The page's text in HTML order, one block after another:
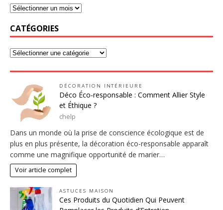
CATÉGORIES
DÉCORATION INTÉRIEURE
Déco Éco-responsable : Comment Allier Style
et Éthique ?
chelp
Dans un monde où la prise de conscience écologique est de
plus en plus présente, la décoration éco-responsable apparaît
comme une magnifique opportunité de marier…
Voir article complet
ASTUCES MAISON
Ces Produits du Quotidien Qui Peuvent